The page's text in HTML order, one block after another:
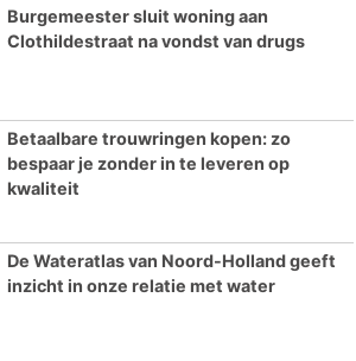
Burgemeester sluit woning aan
Clothildestraat na vondst van drugs
Betaalbare trouwringen kopen: zo
bespaar je zonder in te leveren op
kwaliteit
De Wateratlas van Noord-Holland geeft
inzicht in onze relatie met water